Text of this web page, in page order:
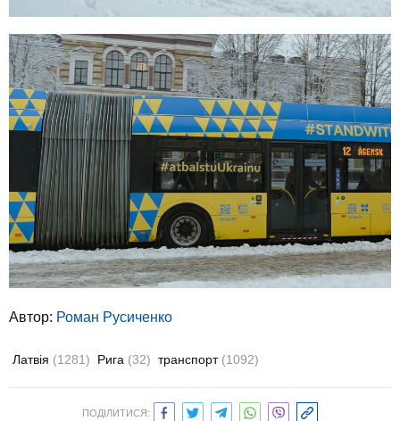
Автор: Роман Русиченко
Латвія (1281) Рига (32) транспорт (1092)
ПОДІЛИТИСЯ: